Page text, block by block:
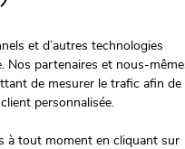
et d’autres technologies
Nos partenaires et nous-
de mesurer le trafic afin de
personnalisée.
à tout moment en cliquant sur